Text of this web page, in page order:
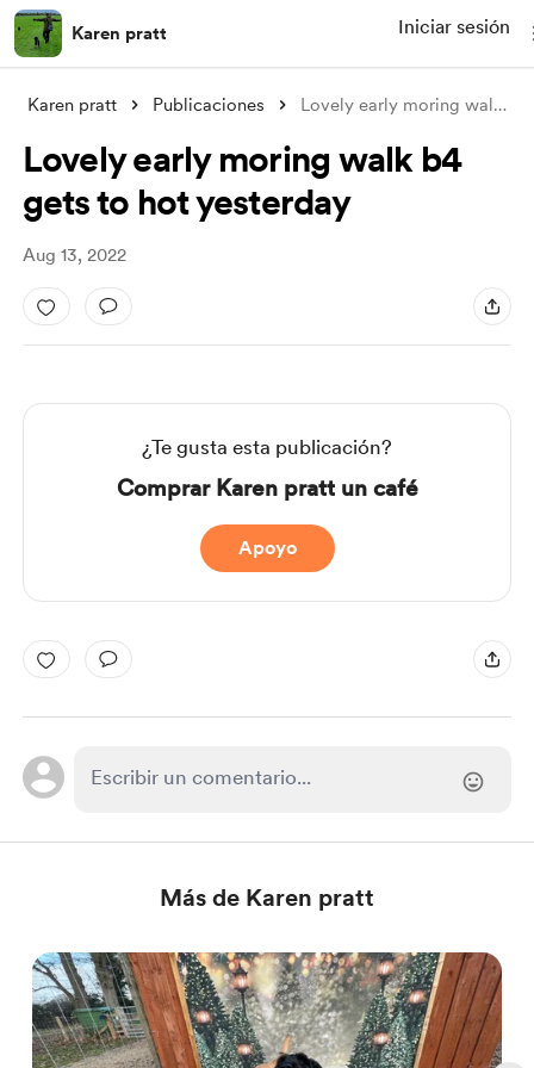
Karen pratt Iniciar sesión
Karen pratt Publicaciones Lovely early moring walk b4 gets to hot
Lovely early moring walk b4
gets to hot yesterday
Aug 13, 2022
¿Te gusta esta publicación?
Comprar Karen pratt un café
Apoyo
Más de Karen pratt